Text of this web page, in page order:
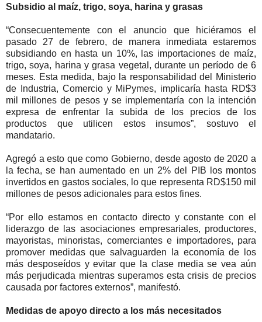
Subsidio al maíz, trigo, soya, harina y grasas
“Consecuentemente con el anuncio que hiciéramos el
pasado 27 de febrero, de manera inmediata estaremos
subsidiando en hasta un 10%, las importaciones de maíz,
trigo, soya, harina y grasa vegetal, durante un período de 6
meses. Esta medida, bajo la responsabilidad del Ministerio
de Industria, Comercio y MiPymes, implicaría hasta RD$3
mil millones de pesos y se implementaría con la intención
expresa de enfrentar la subida de los precios de los
productos que utilicen estos insumos”, sostuvo el
mandatario.
Agregó a esto que como Gobierno, desde agosto de 2020 a
la fecha, se han aumentado en un 2% del PIB los montos
invertidos en gastos sociales, lo que representa RD$150 mil
millones de pesos adicionales para estos fines.
“Por ello estamos en contacto directo y constante con el
liderazgo de las asociaciones empresariales, productores,
mayoristas, minoristas, comerciantes e importadores, para
promover medidas que salvaguarden la economía de los
más desposeídos y evitar que la clase media se vea aún
más perjudicada mientras superamos esta crisis de precios
causada por factores externos”, manifestó.
Medidas de apoyo directo a los más necesitados